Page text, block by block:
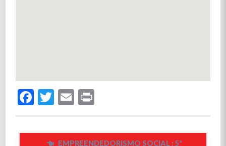
Facebook
Twitter
Email
EMPREENDEDORISMO SOCIAL : 5ª